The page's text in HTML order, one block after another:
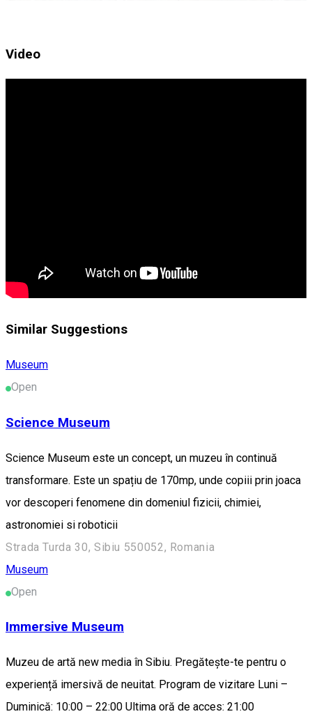
Video
Similar Suggestions
Museum
Open
Science Museum
Science Museum este un concept, un muzeu în continuă
transformare. Este un spațiu de 170mp, unde copiii prin joaca
vor descoperi fenomene din domeniul fizicii, chimiei,
astronomiei si roboticii
Strada Turda 30, Sibiu 550052, Romania
Museum
Open
Immersive Museum
Muzeu de artă new media în Sibiu. Pregătește-te pentru o
experiență imersivă de neuitat. Program de vizitare Luni –
Duminică: 10:00 – 22:00 Ultima oră de acces: 21:00